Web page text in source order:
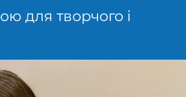
для творчого і